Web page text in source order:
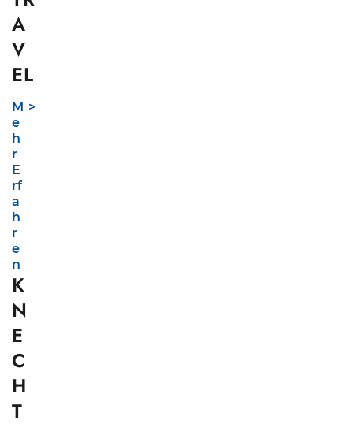
A
V
EL
M
e
h
r
E
rf
a
h
r
e
n
K
N
E
C
H
T